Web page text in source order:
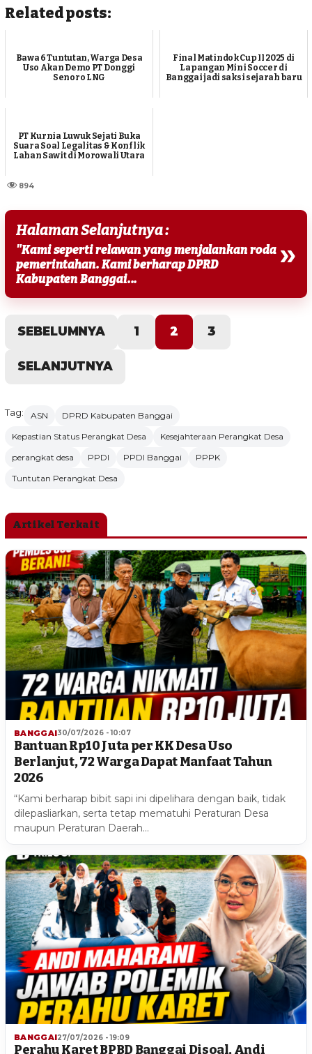
Related posts:
Bawa 6 Tuntutan, Warga Desa
Uso Akan Demo PT Donggi
Senoro LNG
Final Matindok Cup II 2025 di
Lapangan Mini Soccer di
Banggai jadi saksi sejarah baru
PT Kurnia Luwuk Sejati Buka
Suara Soal Legalitas & Konflik
Lahan Sawit di Morowali Utara
894
Halaman Selanjutnya :
"Kami seperti relawan yang menjalankan roda
pemerintahan. Kami berharap DPRD
Kabupaten Banggai...
»
SEBELUMNYA 1 2 3
SELANJUTNYA
Tag: ASN
DPRD Kabupaten Banggai
Kepastian Status Perangkat Desa
Kesejahteraan Perangkat Desa
perangkat desa
PPDI PPDI Banggai
PPPK
Tuntutan Perangkat Desa
Artikel Terkait
BANGGAI30/07/2026 - 10:07
Bantuan Rp10 Juta per KK Desa Uso
Berlanjut, 72 Warga Dapat Manfaat Tahun
2026
“Kami berharap bibit sapi ini dipelihara dengan baik, tidak
dilepasliarkan, serta tetap mematuhi Peraturan Desa
maupun Peraturan Daerah…
BANGGAI27/07/2026 - 19:09
Perahu Karet BPBD Banggai Disoal, Andi